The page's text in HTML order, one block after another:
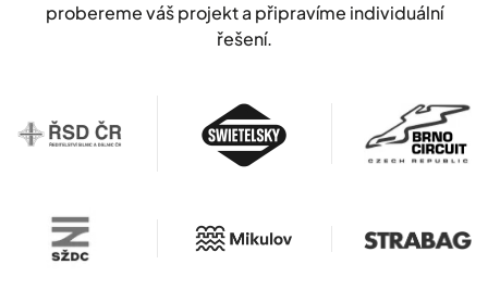
probereme váš projekt a připravíme individuální
řešení.